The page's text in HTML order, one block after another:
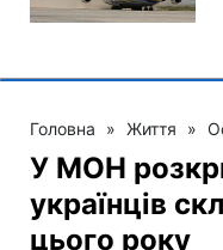
Головна » Життя »
У МОН
українців
цього року